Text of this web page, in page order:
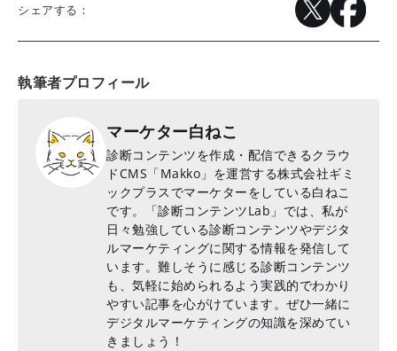
シェアする：
執筆者プロフィール
マーケター白ねこ
診断コンテンツを作成・配信できるクラウ
ドCMS「Makko」を運営する株式会社ギミ
ックプラスでマーケターをしている白ねこ
です。「診断コンテンツLab」では、私が
日々勉強している診断コンテンツやデジタ
ルマーケティングに関する情報を発信して
います。難しそうに感じる診断コンテンツ
も、気軽に始められるよう実践的でわかり
やすい記事を心がけています。ぜひ一緒に
デジタルマーケティングの知識を深めてい
きましょう！